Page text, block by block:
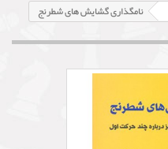
نامگذاری گشایش های شطرنج